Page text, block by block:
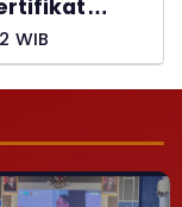
WIB